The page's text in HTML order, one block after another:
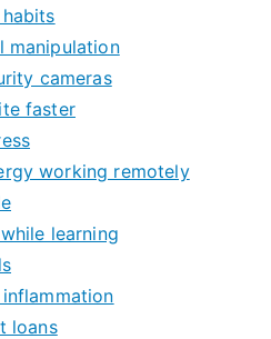
manipulation
cameras
faster
working remotely
learning
loans